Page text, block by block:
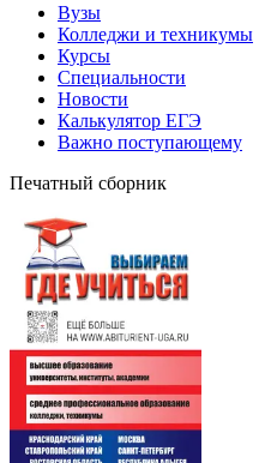
Вузы
Колледжи и техникумы
Курсы
Специальности
Новости
Калькулятор ЕГЭ
Важно поступающему
Печатный сборник